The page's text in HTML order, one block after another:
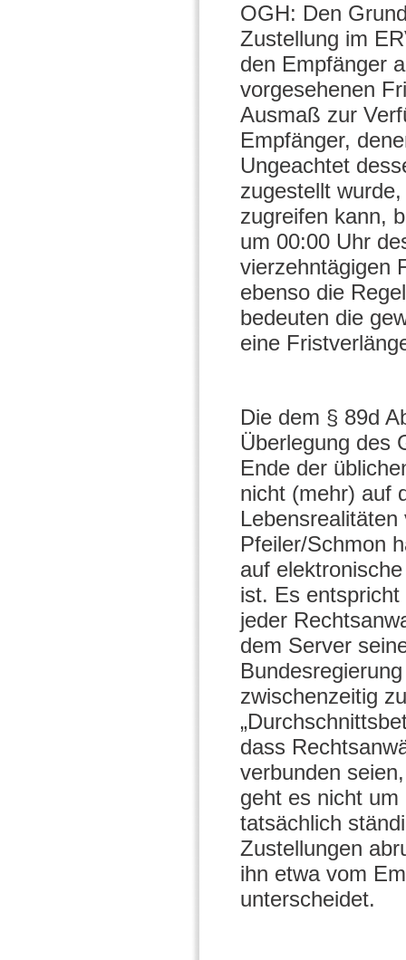
OGH: Den
Zustellung im
den Empfänger
vorgesehenen
Ausmaß zur
Empfänger,
Ungeachtet
zugestellt
zugreifen kann,
um 00:00 Uhr
vierzehntägigen
ebenso die
bedeuten die
eine
Die dem § 89d
Überlegung des
Ende der
nicht (mehr) auf
Pfeiler/Schmon
auf
ist. Es
jeder
dem Server
zwischenzeitig
dass
verbunden
geht es nicht
tatsächlich
Zustellungen
ihn etwa vom
unterscheidet.